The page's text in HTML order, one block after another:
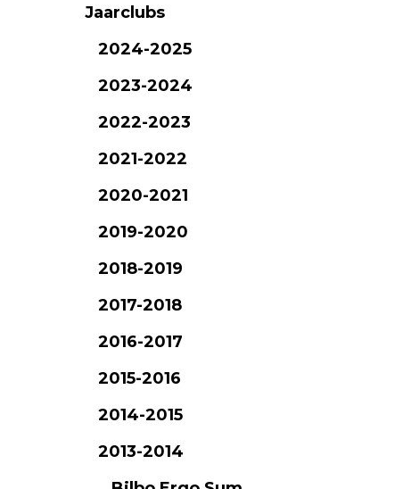
Jaarclubs
2024-2025
2023-2024
2022-2023
2021-2022
2020-2021
2019-2020
2018-2019
2017-2018
2016-2017
2015-2016
2014-2015
2013-2014